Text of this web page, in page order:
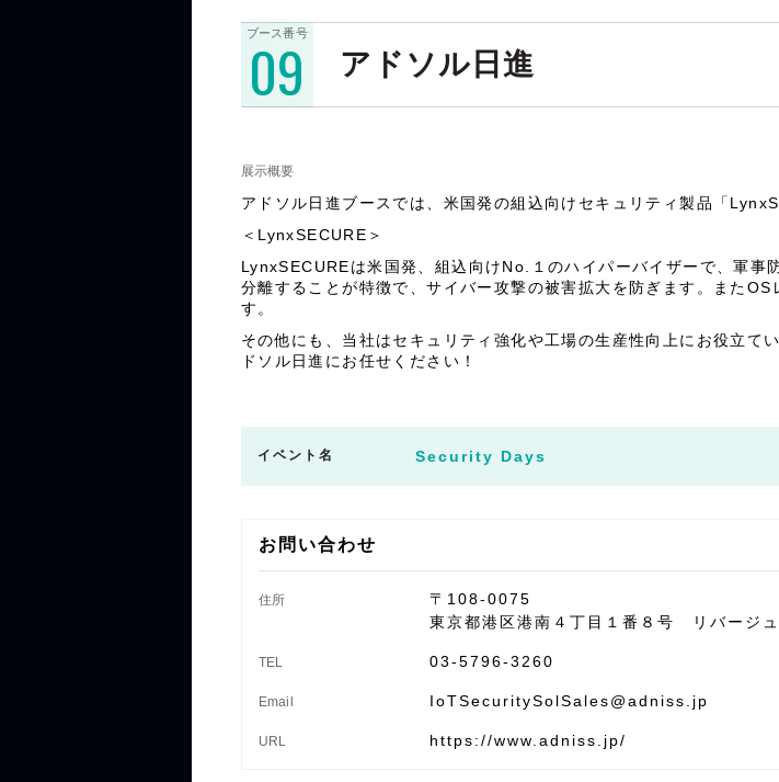
ブース番号
09 アドソル日進
展示概要
アドソル日進ブースでは、米国発の組込向けセキュリティ製品「
＜LynxSECURE＞
LynxSECUREは米国発、組込向けNo.１のハイパーバイザーで、軍
分離することが特徴で、サイバー攻撃の被害拡大を防ぎます。また
す。
その他にも、当社はセキュリティ強化や工場の生産性向上にお役立
ドソル日進にお任せください！
イベント名 Security Days
お問い合わせ
住所
〒108-0075
東京都港区港南４丁目１番８号 リバージュ
TEL 03-5796-3260
Email IoTSecuritySolSales@adniss.jp
URL https://www.adniss.jp/